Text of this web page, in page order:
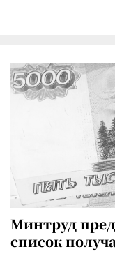
Минтруд
список